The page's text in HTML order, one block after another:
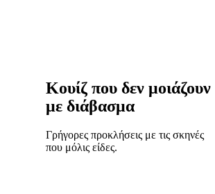
Κουίζ που δεν μοιάζουν
με διάβασμα
Γρήγορες προκλήσεις με τις σκηνές
που μόλις είδες.